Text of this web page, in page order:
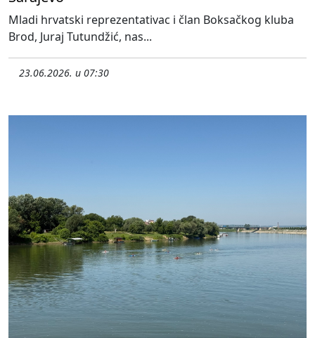
Mladi hrvatski reprezentativac i član Boksačkog kluba
Brod, Juraj Tutundžić, nas...
23.06.2026. u 07:30